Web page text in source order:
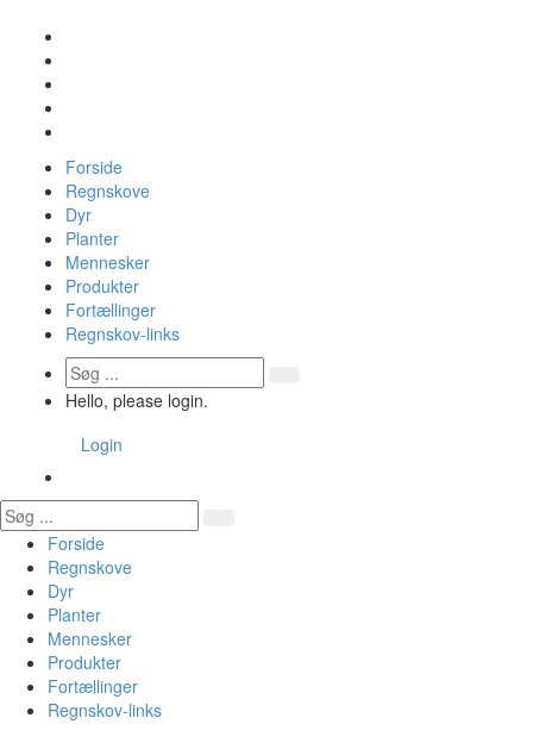
Forside
Regnskove
Dyr
Planter
Mennesker
Produkter
Fortællinger
Regnskov-links
Hello, please login.
Login
Forside
Regnskove
Dyr
Planter
Mennesker
Produkter
Fortællinger
Regnskov-links